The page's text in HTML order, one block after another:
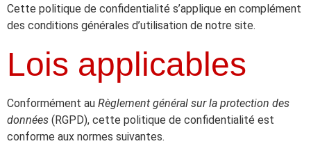
Cette politique de confidentialité s’applique en complément
des conditions générales d’utilisation de notre site.
Lois applicables
Conformément au Règlement général sur la protection des
données (RGPD), cette politique de confidentialité est
conforme aux normes suivantes.